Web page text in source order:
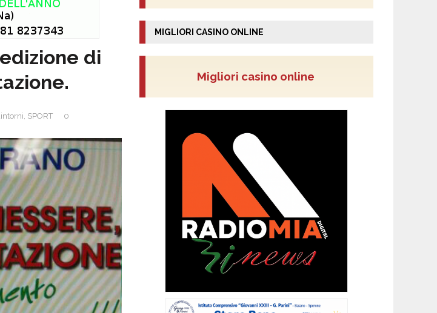
di
SPORT 0
MIGLIORI CASINO ONLINE
Migliori casino online